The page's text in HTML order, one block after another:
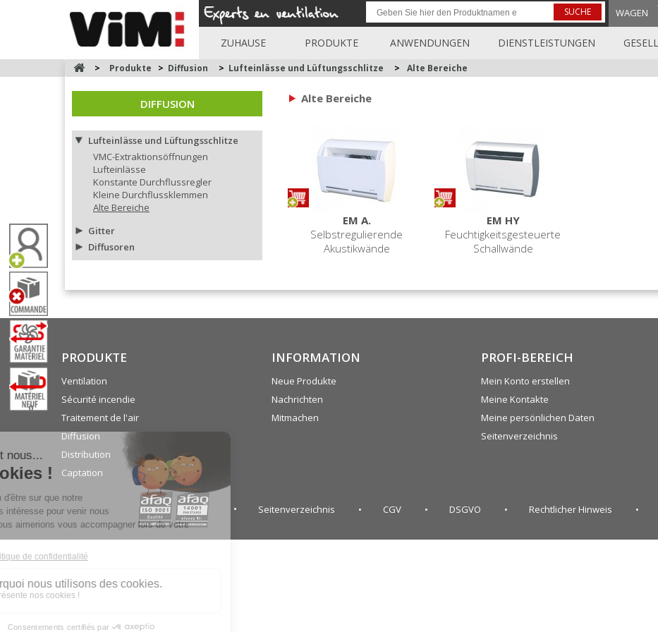
WAGEN
SUCHE
ZUHAUSE PRODUKTE ANWENDUNGEN DIENSTLEISTUNGEN
0
> Produkte > Diffusion > Lufteinlässe und Lüftungsschlitze > Alte Bereiche
DIFFUSION
Lufteinlässe und Lüftungsschlitze
VMC-Extraktionsöffnungen
Lufteinlässe
Konstante Durchflussregler
Kleine Durchflussklemmen
Alte Bereiche
Gitter
Diffusoren
Alte Bereiche
EM A.
Selbstregulierende
Akustikwände
EM HY
Feuchtigkeitsgesteuerte
Schallwände
PRODUKTE
Ventilation
Sécurité incendie
Traitement de l'air
Diffusion
Distribution
Captation
INFORMATION
Neue Produkte
Nachrichten
Mitmachen
PROFI-BEREICH
Mein Konto erstellen
Meine Kontakte
Meine persönlichen Daten
Seitenverzeichnis
Seitenverzeichnis CGV DSGVO Rechtlicher Hinweis